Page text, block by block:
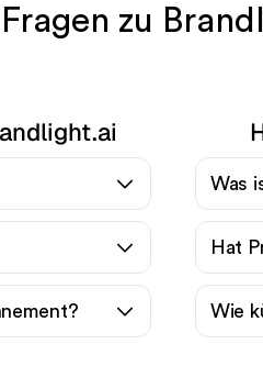
zu
Was
Hat
Wie